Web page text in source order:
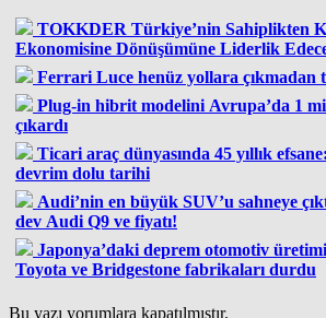
TOKKDER Türkiye’nin Sahiplikten
Ekonomisine Dönüşümüne Liderlik
Ferrari Luce henüz yollara çıkmadan
Plug-in hibrit modelini Avrupa’da 1
çıkardı
Ticari araç dünyasında 45 yıllık
devrim dolu tarihi
Audi’nin en büyük SUV’u sahneye
dev Audi Q9 ve fiyatı!
Japonya’daki deprem otomotiv
Toyota ve Bridgestone fabrikaları durdu
Bu yazı yorumlara kapatılmıştır.